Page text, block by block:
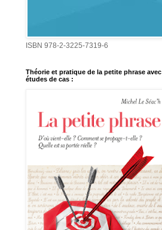
ISBN 978-2-3225-7319-6
Théorie et pratique de la petite phrase avec
études de cas :